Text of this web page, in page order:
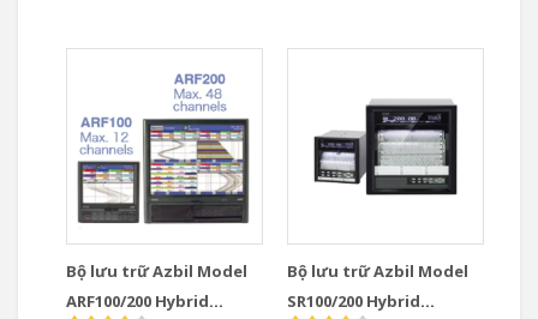
Bộ lưu trữ Azbil Model
ARF100/200 Hybrid
Bộ lưu trữ Azbil Model
SR100/200 Hybrid